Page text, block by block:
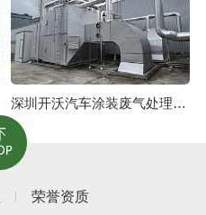
深圳开沃汽车涂装废气处理工程
荣誉资质